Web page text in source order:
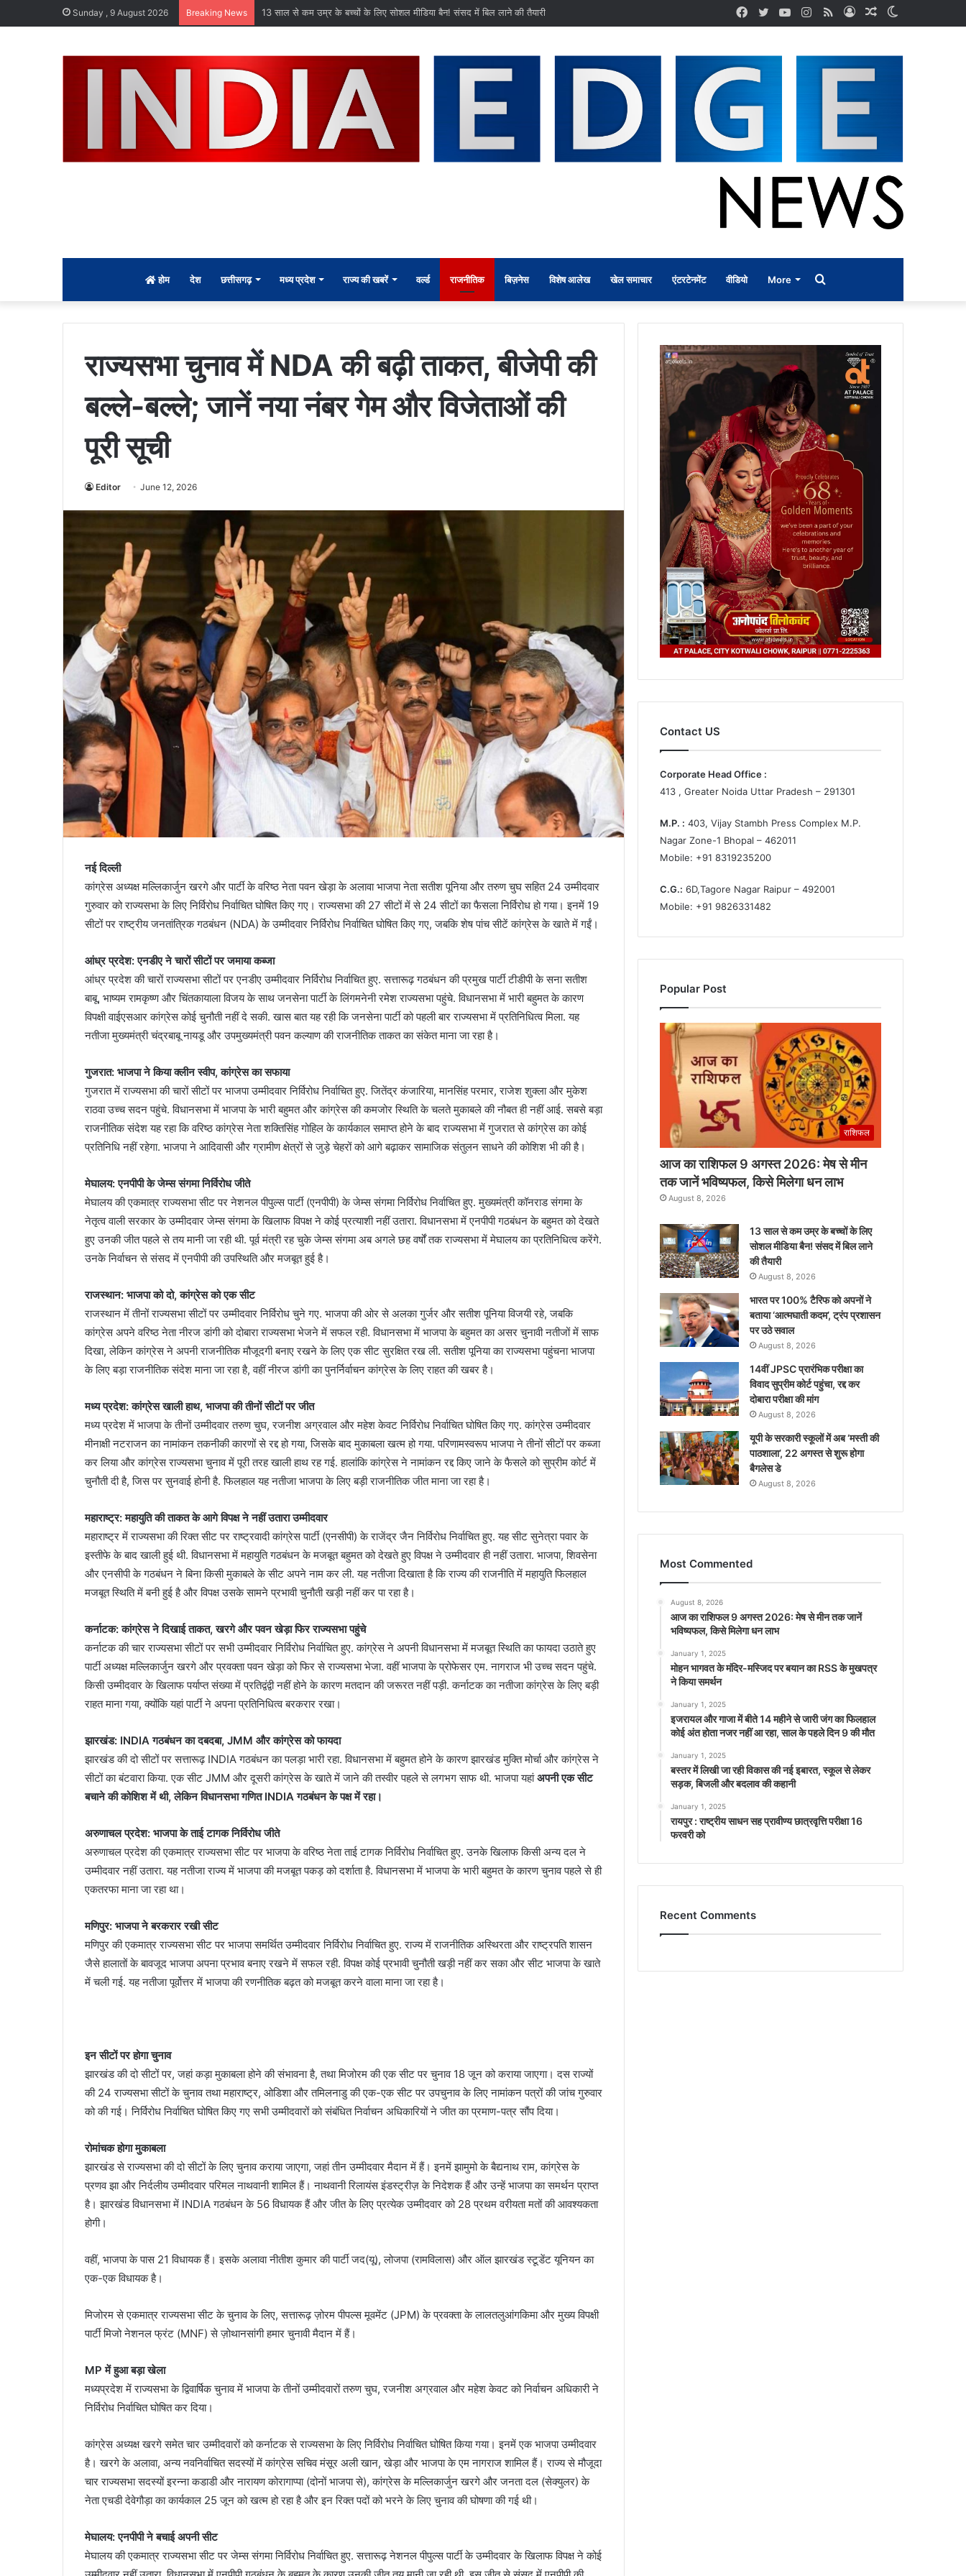
Sunday , 9 August 2026 Breaking News 13 साल से कम उम्र के बच्चों के लिए सोशल मीडिया बैन! संसद में बिल लाने की तैयारी
Random
Log
RSS
Instagram
YouTube
Twitter
Facebook
होम देश छत्तीसगढ़ मध्य प्रदेश राज्य की खबरें वर्ल्ड राजनीतिक बिज़नेस विशेष आलेख खेल समाचार एंटरटेनमेंट वीडियो More
for
राज्यसभा चुनाव में NDA की बढ़ी ताकत, बीजेपी की
बल्ले-बल्ले; जानें नया नंबर गेम और विजेताओं की
पूरी सूची
Editor June 12, 2026
नई दिल्ली
कांग्रेस अध्यक्ष मल्लिकार्जुन खरगे और पार्टी के वरिष्ठ नेता पवन खेड़ा के अलावा भाजपा नेता सतीश पूनिया और तरुण चुघ सहित 24 उम्मीदवार
गुरुवार को राज्यसभा के लिए निर्विरोध निर्वाचित घोषित किए गए। राज्यसभा की 27 सीटों में से 24 सीटों का फैसला निर्विरोध हो गया। इनमें 19
सीटों पर राष्ट्रीय जनतांत्रिक गठबंधन (NDA) के उम्मीदवार निर्विरोध निर्वाचित घोषित किए गए, जबकि शेष पांच सीटें कांग्रेस के खाते में गईं।
आंध्र प्रदेश: एनडीए ने चारों सीटों पर जमाया कब्जा
आंध्र प्रदेश की चारों राज्यसभा सीटों पर एनडीए उम्मीदवार निर्विरोध निर्वाचित हुए. सत्तारूढ़ गठबंधन की प्रमुख पार्टी टीडीपी के सना सतीश
बाबू, भाष्यम रामकृष्ण और चिंतकायाला विजय के साथ जनसेना पार्टी के लिंगमनेनी रमेश राज्यसभा पहुंचे. विधानसभा में भारी बहुमत के कारण
विपक्षी वाईएसआर कांग्रेस कोई चुनौती नहीं दे सकी. खास बात यह रही कि जनसेना पार्टी को पहली बार राज्यसभा में प्रतिनिधित्व मिला. यह
नतीजा मुख्यमंत्री चंद्रबाबू नायडू और उपमुख्यमंत्री पवन कल्याण की राजनीतिक ताकत का संकेत माना जा रहा है।
गुजरात: भाजपा ने किया क्लीन स्वीप, कांग्रेस का सफाया
गुजरात में राज्यसभा की चारों सीटों पर भाजपा उम्मीदवार निर्विरोध निर्वाचित हुए. जितेंद्र कंजारिया, मानसिंह परमार, राजेश शुक्ला और मुकेश
राठवा उच्च सदन पहुंचे. विधानसभा में भाजपा के भारी बहुमत और कांग्रेस की कमजोर स्थिति के चलते मुकाबले की नौबत ही नहीं आई. सबसे बड़ा
राजनीतिक संदेश यह रहा कि वरिष्ठ कांग्रेस नेता शक्तिसिंह गोहिल के कार्यकाल समाप्त होने के बाद राज्यसभा में गुजरात से कांग्रेस का कोई
प्रतिनिधि नहीं रहेगा. भाजपा ने आदिवासी और ग्रामीण क्षेत्रों से जुड़े चेहरों को आगे बढ़ाकर सामाजिक संतुलन साधने की कोशिश भी की है।
मेघालय: एनपीपी के जेम्स संगमा निर्विरोध जीते
मेघालय की एकमात्र राज्यसभा सीट पर नेशनल पीपुल्स पार्टी (एनपीपी) के जेम्स संगमा निर्विरोध निर्वाचित हुए. मुख्यमंत्री कॉनराड संगमा के
नेतृत्व वाली सरकार के उम्मीदवार जेम्स संगमा के खिलाफ विपक्ष ने कोई प्रत्याशी नहीं उतारा. विधानसभा में एनपीपी गठबंधन के बहुमत को देखते
हुए उनकी जीत पहले से तय मानी जा रही थी. पूर्व मंत्री रह चुके जेम्स संगमा अब अगले छह वर्षों तक राज्यसभा में मेघालय का प्रतिनिधित्व करेंगे.
उनके निर्वाचन से संसद में एनपीपी की उपस्थिति और मजबूत हुई है।
राजस्थान: भाजपा को दो, कांग्रेस को एक सीट
राजस्थान में तीनों राज्यसभा सीटों पर उम्मीदवार निर्विरोध चुने गए. भाजपा की ओर से अलका गुर्जर और सतीश पूनिया विजयी रहे, जबकि
कांग्रेस अपने वरिष्ठ नेता नीरज डांगी को दोबारा राज्यसभा भेजने में सफल रही. विधानसभा में भाजपा के बहुमत का असर चुनावी नतीजों में साफ
दिखा, लेकिन कांग्रेस ने अपनी राजनीतिक मौजूदगी बनाए रखने के लिए एक सीट सुरक्षित रख ली. सतीश पूनिया का राज्यसभा पहुंचना भाजपा
के लिए बड़ा राजनीतिक संदेश माना जा रहा है, वहीं नीरज डांगी का पुनर्निर्वाचन कांग्रेस के लिए राहत की खबर है।
मध्य प्रदेश: कांग्रेस खाली हाथ, भाजपा की तीनों सीटों पर जीत
मध्य प्रदेश में भाजपा के तीनों उम्मीदवार तरुण चुघ, रजनीश अग्रवाल और महेश केवट निर्विरोध निर्वाचित घोषित किए गए. कांग्रेस उम्मीदवार
मीनाक्षी नटराजन का नामांकन तकनीकी कारणों से रद्द हो गया, जिसके बाद मुकाबला खत्म हो गया. परिणामस्वरूप भाजपा ने तीनों सीटों पर कब्जा
कर लिया और कांग्रेस राज्यसभा चुनाव में पूरी तरह खाली हाथ रह गई. हालांकि कांग्रेस ने नामांकन रद्द किए जाने के फैसले को सुप्रीम कोर्ट में
चुनौती दी है, जिस पर सुनवाई होनी है. फिलहाल यह नतीजा भाजपा के लिए बड़ी राजनीतिक जीत माना जा रहा है।
महाराष्ट्र: महायुति की ताकत के आगे विपक्ष ने नहीं उतारा उम्मीदवार
महाराष्ट्र में राज्यसभा की रिक्त सीट पर राष्ट्रवादी कांग्रेस पार्टी (एनसीपी) के राजेंद्र जैन निर्विरोध निर्वाचित हुए. यह सीट सुनेत्रा पवार के
इस्तीफे के बाद खाली हुई थी. विधानसभा में महायुति गठबंधन के मजबूत बहुमत को देखते हुए विपक्ष ने उम्मीदवार ही नहीं उतारा. भाजपा, शिवसेना
और एनसीपी के गठबंधन ने बिना किसी मुकाबले के सीट अपने नाम कर ली. यह नतीजा दिखाता है कि राज्य की राजनीति में महायुति फिलहाल
मजबूत स्थिति में बनी हुई है और विपक्ष उसके सामने प्रभावी चुनौती खड़ी नहीं कर पा रहा है।
कर्नाटक: कांग्रेस ने दिखाई ताकत, खरगे और पवन खेड़ा फिर राज्यसभा पहुंचे
कर्नाटक की चार राज्यसभा सीटों पर सभी उम्मीदवार निर्विरोध निर्वाचित हुए. कांग्रेस ने अपनी विधानसभा में मजबूत स्थिति का फायदा उठाते हुए
पार्टी अध्यक्ष मल्‍ल‍िकार्जुन खरगे और प्रवक्ता पवन खेड़ा को फिर से राज्यसभा भेजा. वहीं भाजपा के प्रोफेसर एम. नागराज भी उच्च सदन पहुंचे.
किसी उम्मीदवार के खिलाफ पर्याप्त संख्या में प्रतिद्वंद्वी नहीं होने के कारण मतदान की जरूरत नहीं पड़ी. कर्नाटक का नतीजा कांग्रेस के लिए बड़ी
राहत माना गया, क्योंकि यहां पार्टी ने अपना प्रतिनिधित्व बरकरार रखा।
झारखंड: INDIA गठबंधन का दबदबा, JMM और कांग्रेस को फायदा
झारखंड की दो सीटों पर सत्तारूढ़ INDIA गठबंधन का पलड़ा भारी रहा. विधानसभा में बहुमत होने के कारण झारखंड मुक्‍ति‍ मोर्चा और कांग्रेस ने
सीटों का बंटवारा किया. एक सीट JMM और दूसरी कांग्रेस के खाते में जाने की तस्वीर पहले से लगभग साफ थी. भाजपा यहांअपनी एक सीट
बचाने की कोशिश में थी, लेकिन विधानसभा गणित INDIA गठबंधन के पक्ष में रहा।
अरुणाचल प्रदेश: भाजपा के ताई टागक निर्विरोध जीते
अरुणाचल प्रदेश की एकमात्र राज्यसभा सीट पर भाजपा के वरिष्ठ नेता ताई टागक निर्विरोध निर्वाचित हुए. उनके खिलाफ किसी अन्य दल ने
उम्मीदवार नहीं उतारा. यह नतीजा राज्य में भाजपा की मजबूत पकड़ को दर्शाता है. विधानसभा में भाजपा के भारी बहुमत के कारण चुनाव पहले से ही
एकतरफा माना जा रहा था।
मणिपुर: भाजपा ने बरकरार रखी सीट
मणिपुर की एकमात्र राज्यसभा सीट पर भाजपा समर्थित उम्मीदवार निर्विरोध निर्वाचित हुए. राज्य में राजनीतिक अस्थिरता और राष्ट्रपति शासन
जैसे हालातों के बावजूद भाजपा अपना प्रभाव बनाए रखने में सफल रही. विपक्ष कोई प्रभावी चुनौती खड़ी नहीं कर सका और सीट भाजपा के खाते
में चली गई. यह नतीजा पूर्वोत्तर में भाजपा की रणनीतिक बढ़त को मजबूत करने वाला माना जा रहा है।
इन सीटों पर होगा चुनाव
झारखंड की दो सीटों पर, जहां कड़ा मुकाबला होने की संभावना है, तथा मिजोरम की एक सीट पर चुनाव 18 जून को कराया जाएगा। दस राज्यों
की 24 राज्यसभा सीटों के चुनाव तथा महाराष्ट्र, ओडिशा और तमिलनाडु की एक-एक सीट पर उपचुनाव के लिए नामांकन पत्रों की जांच गुरुवार
को की गई। निर्विरोध निर्वाचित घोषित किए गए सभी उम्मीदवारों को संबंधित निर्वाचन अधिकारियों ने जीत का प्रमाण-पत्र सौंप दिया।
रोमांचक होगा मुकाबला
झारखंड से राज्यसभा की दो सीटों के लिए चुनाव कराया जाएगा, जहां तीन उम्मीदवार मैदान में हैं। इनमें झामुमो के बैद्यनाथ राम, कांग्रेस के
प्रणव झा और निर्दलीय उम्मीदवार परिमल नाथवानी शामिल हैं। नाथवानी रिलायंस इंडस्ट्रीज़ के निदेशक हैं और उन्हें भाजपा का समर्थन प्राप्त
है। झारखंड विधानसभा में INDIA गठबंधन के 56 विधायक हैं और जीत के लिए प्रत्येक उम्मीदवार को 28 प्रथम वरीयता मतों की आवश्यकता
होगी।
वहीं, भाजपा के पास 21 विधायक हैं। इसके अलावा नीतीश कुमार की पार्टी जद(यू), लोजपा (रामविलास) और ऑल झारखंड स्टूडेंट यूनियन का
एक-एक विधायक है।
मिजोरम से एकमात्र राज्यसभा सीट के चुनाव के लिए, सत्तारूढ़ ज़ोरम पीपल्स मूवमेंट (JPM) के प्रवक्ता के लालतलुआंगकिमा और मुख्य विपक्षी
पार्टी मिजो नेशनल फ्रंट (MNF) से ज़ोथानसांगी हमार चुनावी मैदान में हैं।
MP में हुआ बड़ा खेला
मध्यप्रदेश में राज्यसभा के द्विवार्षिक चुनाव में भाजपा के तीनों उम्मीदवारों तरुण चुघ, रजनीश अग्रवाल और महेश केवट को निर्वाचन अधिकारी ने
निर्विरोध निर्वाचित घोषित कर दिया।
कांग्रेस अध्यक्ष खरगे समेत चार उम्मीदवारों को कर्नाटक से राज्यसभा के लिए निर्विरोध निर्वाचित घोषित किया गया। इनमें एक भाजपा उम्मीदवार
है। खरगे के अलावा, अन्य नवनिर्वाचित सदस्यों में कांग्रेस सचिव मंसूर अली खान, खेड़ा और भाजपा के एम नागराज शामिल हैं। राज्य से मौजूदा
चार राज्यसभा सदस्यों इरन्ना कडाडी और नारायण कोरागाप्पा (दोनों भाजपा से), कांग्रेस के मल्लिकार्जुन खरगे और जनता दल (सेक्युलर) के
नेता एचडी देवेगौड़ा का कार्यकाल 25 जून को खत्म हो रहा है और इन रिक्त पदों को भरने के लिए चुनाव की घोषणा की गई थी।
मेघालय: एनपीपी ने बचाई अपनी सीट
मेघालय की एकमात्र राज्यसभा सीट पर जेम्‍स संगमा निर्विरोध निर्वाचित हुए. सत्तारूढ़ नेशनल प‍ीपुल्‍स पार्टी के उम्मीदवार के खिलाफ विपक्ष ने कोई
Contact US
Corporate Head Office :
413 , Greater Noida Uttar Pradesh – 291301
M.P. : 403, Vijay Stambh Press Complex M.P.
Nagar Zone-1 Bhopal – 462011
Mobile: +91 8319235200
C.G.: 6D,Tagore Nagar Raipur – 492001
Mobile: +91 9826331482
Popular Post
राशिफल
आज का राशिफल 9 अगस्त 2026: मेष से मीन
तक जानें भविष्यफल, किसे मिलेगा धन लाभ
August 8, 2026
13 साल से कम उम्र के बच्चों के लिए
सोशल मीडिया बैन! संसद में बिल लाने
की तैयारी
August 8, 2026
भारत पर 100% टैरिफ को अपनों ने
बताया ‘आत्मघाती कदम’, ट्रंप प्रशासन
पर उठे सवाल
August 8, 2026
14वीं JPSC प्रारंभिक परीक्षा का
विवाद सुप्रीम कोर्ट पहुंचा, रद्द कर
दोबारा परीक्षा की मांग
August 8, 2026
यूपी के सरकारी स्कूलों में अब ‘मस्ती की
पाठशाला’, 22 अगस्त से शुरू होगा
बैगलेस डे
August 8, 2026
Most Commented
August 8, 2026
आज का राशिफल 9 अगस्त 2026: मेष से मीन तक जानें
भविष्यफल, किसे मिलेगा धन लाभ
January 1, 2025
मोहन भागवत के मंदिर-मस्जिद पर बयान का RSS के मुखपत्र
ने किया समर्थन
January 1, 2025
इजरायल और गाजा में बीते 14 महीने से जारी जंग का फिलहाल
कोई अंत होता नजर नहीं आ रहा, साल के पहले दिन 9 की मौत
January 1, 2025
बस्तर में लिखी जा रही विकास की नई इबारत, स्कूल से लेकर
सड़क, बिजली और बदलाव की कहानी
January 1, 2025
रायपुर : राष्ट्रीय साधन सह प्रावीण्य छात्रवृत्ति परीक्षा 16
फरवरी को
Recent Comments